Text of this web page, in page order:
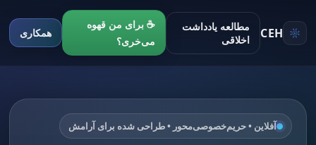
CEH
مطالعه یادداشت
اخلاقی
☕ برای من قهوه
می‌خری؟
همکاری
آفلاین • حریم‌خصوصی‌محور • طراحی شده برای آرامش